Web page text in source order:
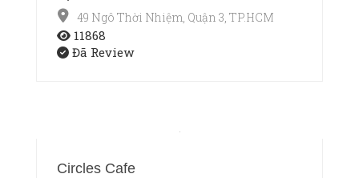
49 Ngô Thời Nhiệm, Quận 3, TP.HCM
11868
Đã Review
Circles Cafe